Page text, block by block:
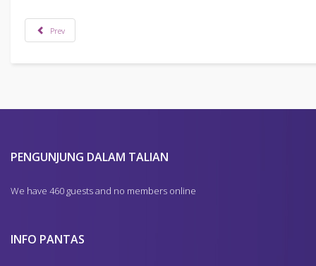
Prev
PENGUNJUNG DALAM TALIAN
We have 460 guests and no members online
INFO PANTAS